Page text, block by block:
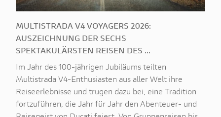
MULTISTRADA V4 VOYAGERS 2026:
AUSZEICHNUNG DER SECHS
SPEKTAKULÄRSTEN REISEN DES ...
Im Jahr des 100-jährigen Jubiläums teilten
Multistrada V4-Enthusiasten aus aller Welt ihre
Reiseerlebnisse und trugen dazu bei, eine Tradition
fortzuführen, die Jahr für Jahr den Abenteuer- und